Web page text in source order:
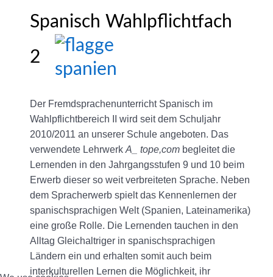
Spanisch Wahlpflichtfach
2
Der Fremdsprachenunterricht Spanisch im
Wahlpflichtbereich II wird seit dem Schuljahr
2010/2011 an unserer Schule angeboten. Das
verwendete Lehrwerk A_ tope,com begleitet die
Lernenden in den Jahrgangsstufen 9 und 10 beim
Erwerb dieser so weit verbreiteten Sprache. Neben
dem Spracherwerb spielt das Kennenlernen der
spanischsprachigen Welt (Spanien, Lateinamerika)
eine große Rolle. Die Lernenden tauchen in den
Alltag Gleichaltriger in spanischsprachigen
Ländern ein und erhalten somit auch beim
interkulturellen Lernen die Möglichkeit, ihr